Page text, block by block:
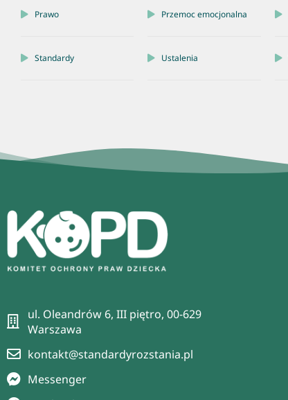
Prawo Przemoc emocjonalna
Standardy Ustalenia
ul. Oleandrów 6, III piętro, 00-629
Warszawa
kontakt@standardyrozstania.pl
Messenger